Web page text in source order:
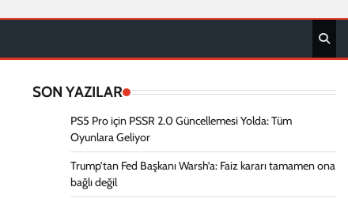
SON YAZILAR
PS5 Pro için PSSR 2.0 Güncellemesi Yolda: Tüm
Oyunlara Geliyor
Trump’tan Fed Başkanı Warsh’a: Faiz kararı tamamen ona
bağlı değil